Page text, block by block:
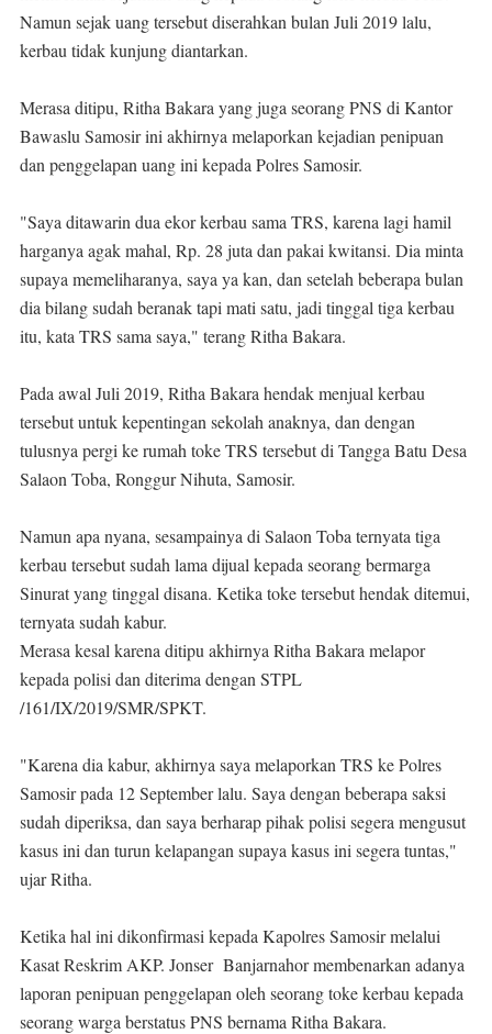
Namun sejak uang tersebut diserahkan bulan Juli 2019 lalu,
kerbau tidak kunjung diantarkan.
Merasa ditipu, Ritha Bakara yang juga seorang PNS di Kantor
Bawaslu Samosir ini akhirnya melaporkan kejadian penipuan
dan penggelapan uang ini kepada Polres Samosir.
"Saya ditawarin dua ekor kerbau sama TRS, karena lagi hamil
harganya agak mahal, Rp. 28 juta dan pakai kwitansi. Dia minta
supaya memeliharanya, saya ya kan, dan setelah beberapa bulan
dia bilang sudah beranak tapi mati satu, jadi tinggal tiga kerbau
itu, kata TRS sama saya," terang Ritha Bakara.
Pada awal Juli 2019, Ritha Bakara hendak menjual kerbau
tersebut untuk kepentingan sekolah anaknya, dan dengan
tulusnya pergi ke rumah toke TRS tersebut di Tangga Batu Desa
Salaon Toba, Ronggur Nihuta, Samosir.
Namun apa nyana, sesampainya di Salaon Toba ternyata tiga
kerbau tersebut sudah lama dijual kepada seorang bermarga
Sinurat yang tinggal disana. Ketika toke tersebut hendak ditemui,
ternyata sudah kabur.
Merasa kesal karena ditipu akhirnya Ritha Bakara melapor
kepada polisi dan diterima dengan STPL
/161/IX/2019/SMR/SPKT.
"Karena dia kabur, akhirnya saya melaporkan TRS ke Polres
Samosir pada 12 September lalu. Saya dengan beberapa saksi
sudah diperiksa, dan saya berharap pihak polisi segera mengusut
kasus ini dan turun kelapangan supaya kasus ini segera tuntas,"
ujar Ritha.
Ketika hal ini dikonfirmasi kepada Kapolres Samosir melalui
Kasat Reskrim AKP. Jonser Banjarnahor membenarkan adanya
laporan penipuan penggelapan oleh seorang toke kerbau kepada
seorang warga berstatus PNS bernama Ritha Bakara.